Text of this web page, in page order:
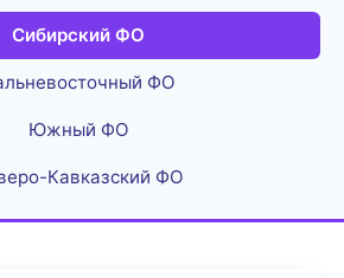
Сибирский ФО
ФО
Южный ФО
Кавказский ФО